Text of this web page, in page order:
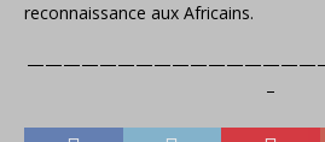
reconnaissance aux Africains.
–